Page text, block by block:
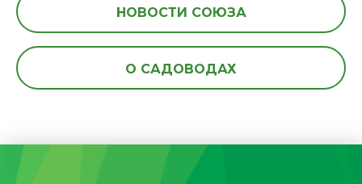
НОВОСТИ СОЮЗА
О САДОВОДАХ